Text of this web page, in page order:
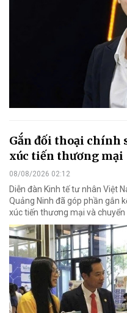
Gắn đối thoại chính
xúc tiến thương mại
08/08/2026 02:12
Diễn đàn Kinh tế tư nhân Việt
Quảng Ninh đã góp phần gắn
xúc tiến thương mại và chuyển